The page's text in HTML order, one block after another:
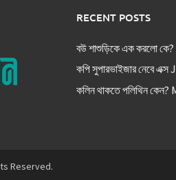
RECENT POSTS
বউ শাশুড়িকে এক করলো কে?
কপি সুপারভাইজার নেবে এক্স
কলিন থাকতে পলিথিন কেন?
Reserved.